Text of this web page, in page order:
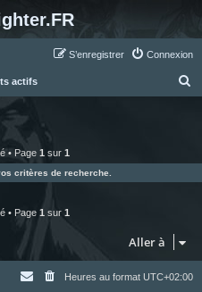
Connexion
S’enregistrer
actifs
e
r
• Page 1 sur 1
critères de recherche.
• Page 1 sur 1
Aller à
Heures au format UTC+02:00